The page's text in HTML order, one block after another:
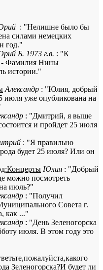
: "Нелишне было бы
силами немецких
год."
Б. 1973 г.в. : "К
- Фамилия Нины
истории."
Александр : "Юлия, добрый
июля уже опубликована на
: "Дмитрий, я выше
и пройдет 25 июля
: "Я правильно
будет 25 июля? Или он
Юлия : "Добрый
можно посмотреть
июль?"
: "Получил
Совета г.
как ..."
: "День Зеленогорска
июля. В этом году это
Зеленогорска?И будет ли